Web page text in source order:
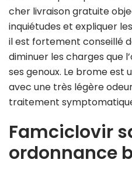
cher livraison gratuite
inquiétudes et expliquer
il est fortement conseillé
diminuer les charges que
ses genoux. Le brome est
avec une très légère
traitement
Famciclovir
ordonnance